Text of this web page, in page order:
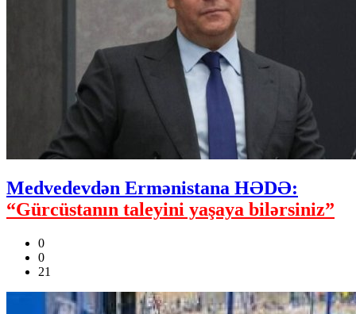
Medvedevdən Ermənistana HƏDƏ:
“Gürcüstanın taleyini yaşaya bilərsiniz”
0
0
21